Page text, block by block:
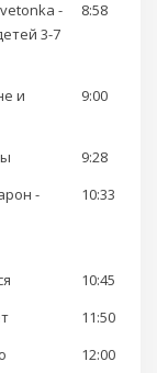
-
3-7
8:58
и
9:00
9:28
-
10:33
10:45
11:50
12:00